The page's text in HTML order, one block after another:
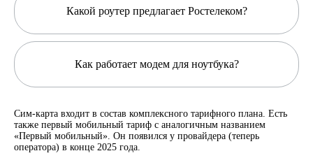
Какой роутер предлагает Ростелеком?
Как работает модем для ноутбука?
Сим-карта входит в состав комплексного тарифного плана. Есть
также первый мобильный тариф с аналогичным названием
«Первый мобильный». Он появился у провайдера (теперь
оператора) в конце 2025 года.